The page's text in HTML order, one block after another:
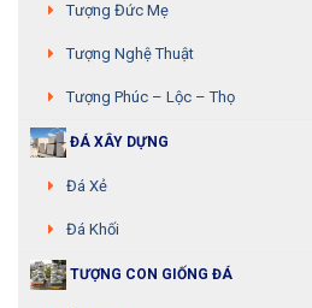
Tượng Đức Mẹ
Tượng Nghệ Thuật
Tượng Phúc – Lộc – Thọ
ĐÁ XÂY DỰNG
Đá Xẻ
Đá Khối
TƯỢNG CON GIỐNG ĐÁ